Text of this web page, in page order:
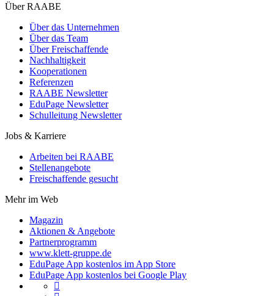
Über RAABE
Über das Unternehmen
Über das Team
Über Freischaffende
Nachhaltigkeit
Kooperationen
Referenzen
RAABE Newsletter
EduPage Newsletter
Schulleitung Newsletter
Jobs & Karriere
Arbeiten bei RAABE
Stellenangebote
Freischaffende gesucht
Mehr im Web
Magazin
Aktionen & Angebote
Partnerprogramm
www.klett-gruppe.de
EduPage App kostenlos im App Store
EduPage App kostenlos bei Google Play
